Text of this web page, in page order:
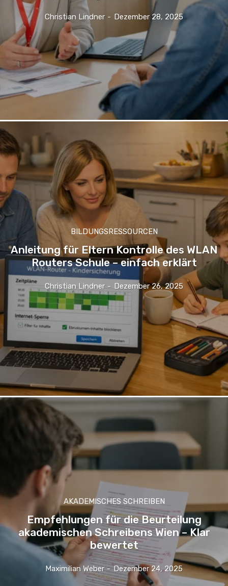
Christian Lindner - Dezember 28, 2025
BILDUNGSRESSOURCEN
Anleitung für Eltern Kontrolle des WLAN
Routers Schule – einfach erklärt
Christian Lindner - Dezember 26, 2025
AKADEMISCHES SCHREIBEN
Empfehlungen für die Beurteilung
akademischen Schreibens Wien – Klar
bewertet
Maximilian Weber - Dezember 24, 2025